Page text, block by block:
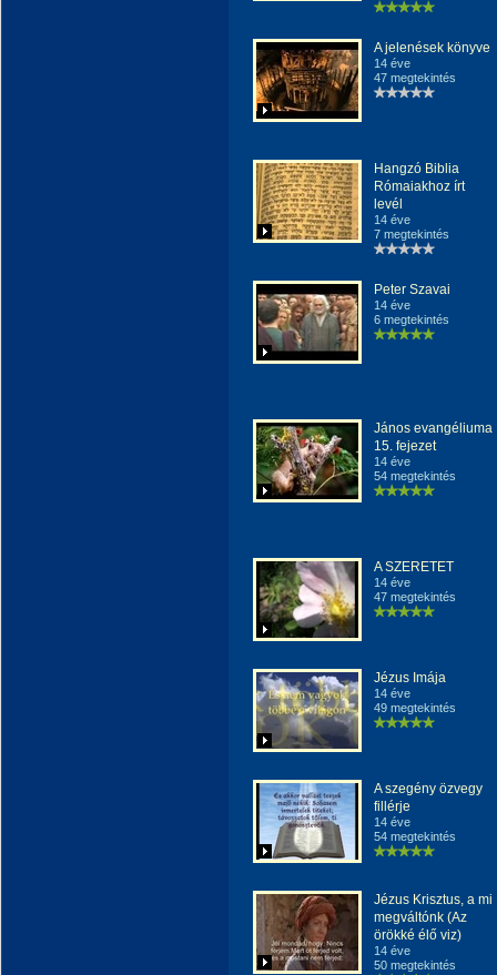
A jelenések könyve
14 éve
47 megtekintés
Hangzó Biblia
Rómaiakhoz írt
levél
14 éve
7 megtekintés
Peter Szavai
14 éve
6 megtekintés
János evangéliuma
15. fejezet
14 éve
54 megtekintés
A SZERETET
14 éve
47 megtekintés
Jézus Imája
14 éve
49 megtekintés
A szegény özvegy
fillérje
14 éve
54 megtekintés
Jézus Krisztus, a mi
megváltónk (Az
örökké élő viz)
14 éve
50 megtekintés